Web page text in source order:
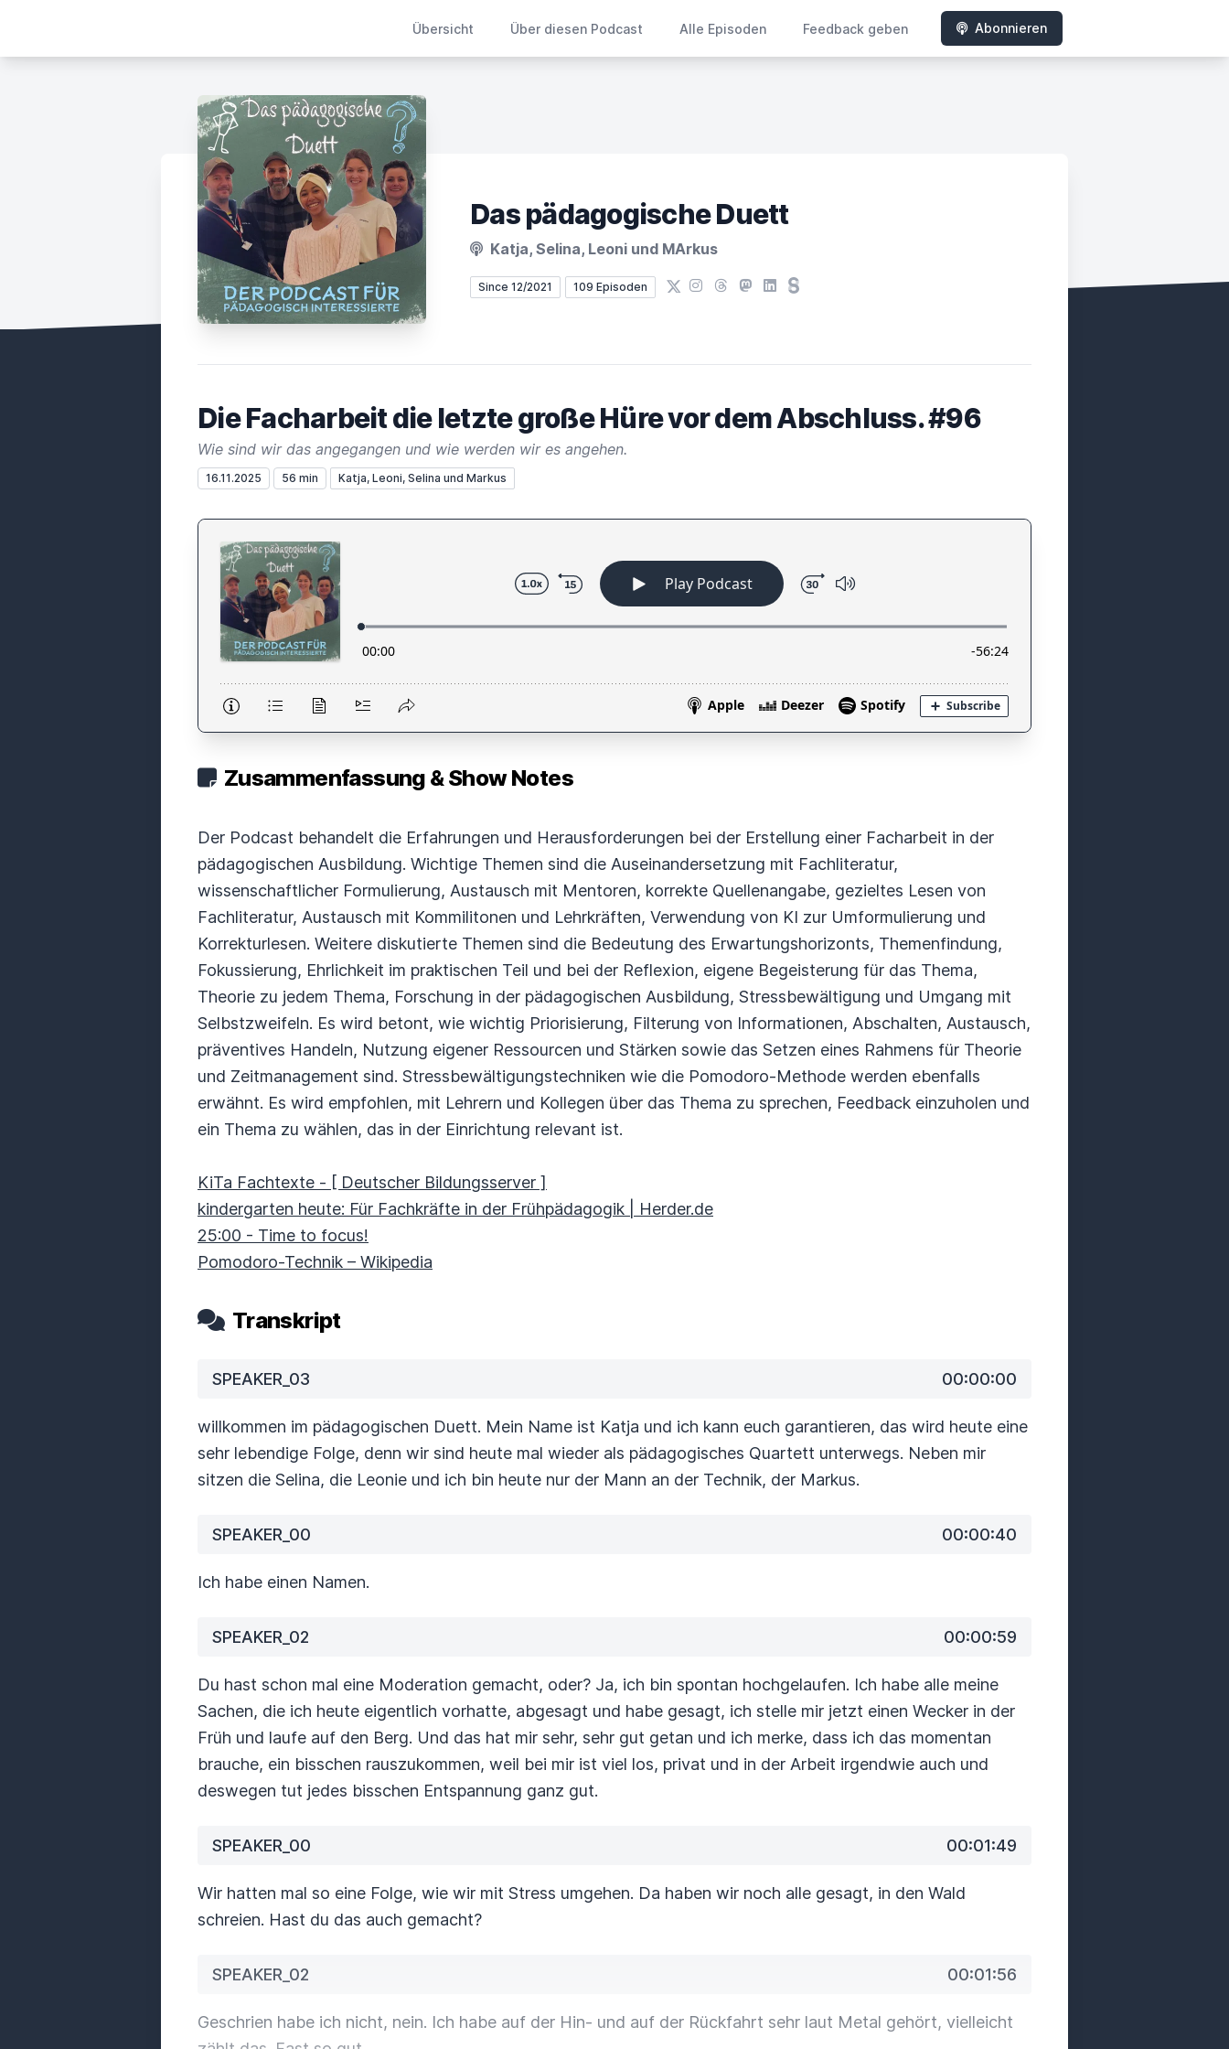
Übersicht Über diesen Podcast Alle Episoden Feedback geben Abonnieren
Das pädagogische Duett
Katja, Selina, Leoni und MArkus
Since 12/2021 109 Episoden X Instagram
Threads
Mastodon
LinkedIn
Steady
Die Facharbeit die letzte große Hüre vor dem Abschluss. #96
Wie sind wir das angegangen und wie werden wir es angehen.
16.11.2025 56 min Katja, Leoni, Selina und Markus
Zusammenfassung & Show Notes
Der Podcast behandelt die Erfahrungen und Herausforderungen bei der Erstellung einer Facharbeit in der
pädagogischen Ausbildung. Wichtige Themen sind die Auseinandersetzung mit Fachliteratur,
wissenschaftlicher Formulierung, Austausch mit Mentoren, korrekte Quellenangabe, gezieltes Lesen von
Fachliteratur, Austausch mit Kommilitonen und Lehrkräften, Verwendung von KI zur Umformulierung und
Korrekturlesen. Weitere diskutierte Themen sind die Bedeutung des Erwartungshorizonts, Themenfindung,
Fokussierung, Ehrlichkeit im praktischen Teil und bei der Reflexion, eigene Begeisterung für das Thema,
Theorie zu jedem Thema, Forschung in der pädagogischen Ausbildung, Stressbewältigung und Umgang mit
Selbstzweifeln. Es wird betont, wie wichtig Priorisierung, Filterung von Informationen, Abschalten, Austausch,
präventives Handeln, Nutzung eigener Ressourcen und Stärken sowie das Setzen eines Rahmens für Theorie
und Zeitmanagement sind. Stressbewältigungstechniken wie die Pomodoro-Methode werden ebenfalls
erwähnt. Es wird empfohlen, mit Lehrern und Kollegen über das Thema zu sprechen, Feedback einzuholen und
ein Thema zu wählen, das in der Einrichtung relevant ist.
KiTa Fachtexte - [ Deutscher Bildungsserver ]
kindergarten heute: Für Fachkräfte in der Frühpädagogik | Herder.de
25:00 - Time to focus!
Pomodoro-Technik – Wikipedia
Transkript
SPEAKER_03 00:00:00
willkommen im pädagogischen Duett. Mein Name ist Katja und ich kann euch garantieren, das wird heute eine
sehr lebendige Folge, denn wir sind heute mal wieder als pädagogisches Quartett unterwegs. Neben mir
sitzen die Selina, die Leonie und ich bin heute nur der Mann an der Technik, der Markus.
SPEAKER_00 00:00:40
Ich habe einen Namen.
SPEAKER_02 00:00:59
Du hast schon mal eine Moderation gemacht, oder? Ja, ich bin spontan hochgelaufen. Ich habe alle meine
Sachen, die ich heute eigentlich vorhatte, abgesagt und habe gesagt, ich stelle mir jetzt einen Wecker in der
Früh und laufe auf den Berg. Und das hat mir sehr, sehr gut getan und ich merke, dass ich das momentan
brauche, ein bisschen rauszukommen, weil bei mir ist viel los, privat und in der Arbeit irgendwie auch und
deswegen tut jedes bisschen Entspannung ganz gut.
SPEAKER_00 00:01:49
Wir hatten mal so eine Folge, wie wir mit Stress umgehen. Da haben wir noch alle gesagt, in den Wald
schreien. Hast du das auch gemacht?
SPEAKER_02 00:01:56
Geschrien habe ich nicht, nein. Ich habe auf der Hin- und auf der Rückfahrt sehr laut Metal gehört, vielleicht